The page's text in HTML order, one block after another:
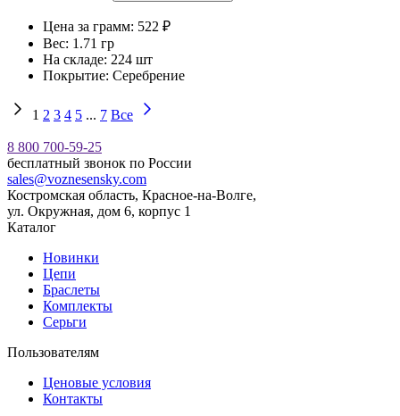
Цена за грамм: 522 ₽
Вес: 1.71 гр
На складе: 224 шт
Покрытие: Серебрение
1 2 3 4 5 ... 7 Все
8 800 700-59-25
бесплатный звонок по России
sales@voznesensky.com
Костромская область, Красное-на-Волге,
ул. Окружная, дом 6, корпус 1
Каталог
Новинки
Цепи
Браслеты
Комплекты
Серьги
Пользователям
Ценовые условия
Контакты